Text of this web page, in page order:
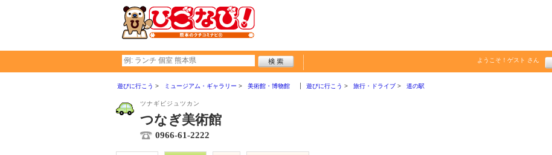
ようこそ！ ゲスト さん
遊びに行こう ミュージアム・ギャラリー 美術館・博物館 遊びに行こう 旅行・ドライブ 道の駅
ツナギビジュツカン
つなぎ美術館
0966-61-2222